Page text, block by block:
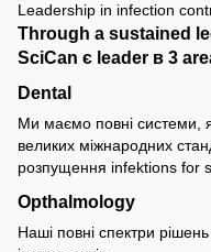
Leadership in infection
Through a sustained
SciCan є leader в 3
Dental
Ми маємо повні системи,
великих міжнародних
розпущення infektions for
Opthalmology
Наші повні спектри